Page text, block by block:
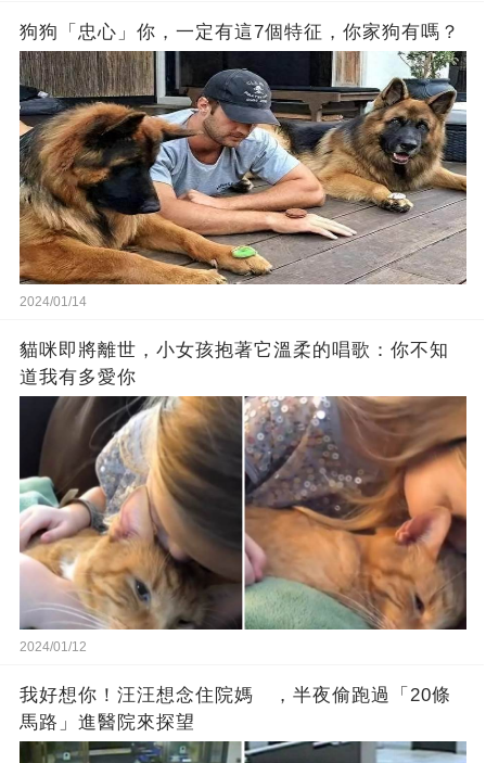
狗狗「忠心」你，一定有這7個特征，你家狗有嗎？
2024/01/14
貓咪即將離世，小女孩抱著它溫柔的唱歌：你不知
道我有多愛你
2024/01/12
我好想你！汪汪想念住院媽 ，半夜偷跑過「20條
馬路」進醫院來探望